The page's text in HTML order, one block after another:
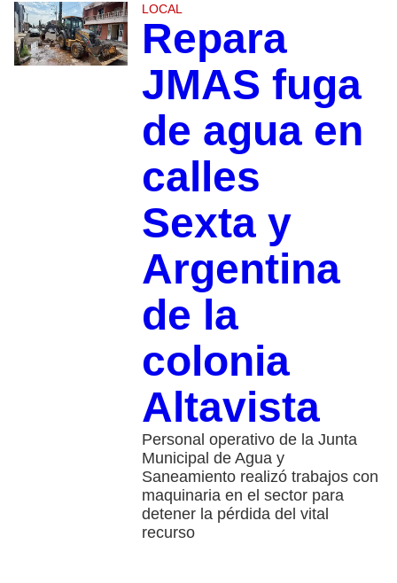
LOCAL
Repara
JMAS fuga
de agua en
calles
Sexta y
Argentina
de la
colonia
Altavista
Personal operativo de la Junta
Municipal de Agua y
Saneamiento realizó trabajos con
maquinaria en el sector para
detener la pérdida del vital
recurso